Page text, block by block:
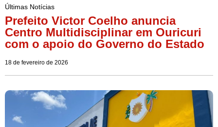
Últimas Notícias
Prefeito Victor Coelho anuncia
Centro Multidisciplinar em Ouricuri
com o apoio do Governo do Estado
18 de fevereiro de 2026